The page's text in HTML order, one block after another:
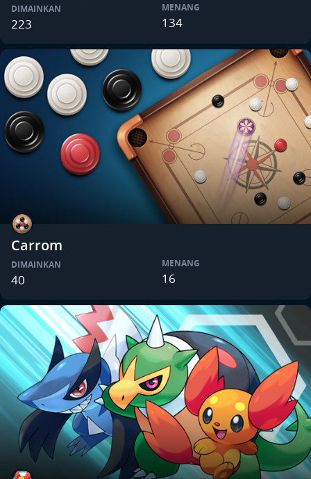
DIMAINKAN
223
MENANG
134
Carrom
DIMAINKAN
40
MENANG
16